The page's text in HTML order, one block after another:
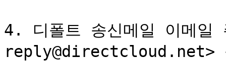
4. 디폴트 송신메일 이메일
reply@directcloud.net>